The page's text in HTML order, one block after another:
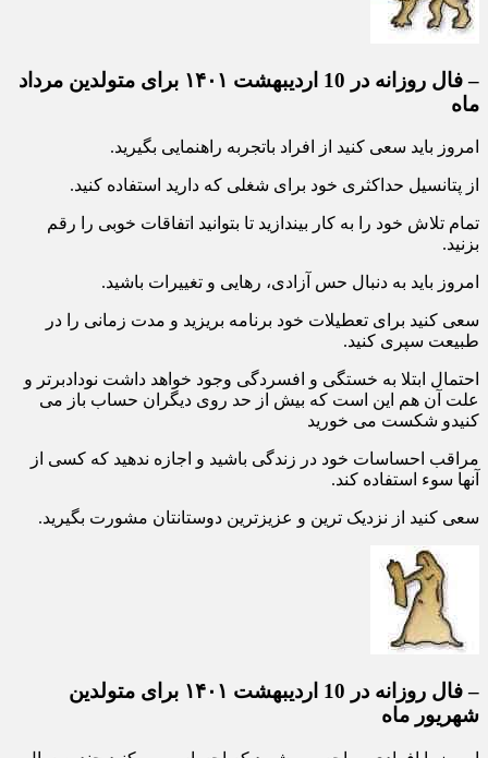
– فال روزانه در 10 اردیبهشت ۱۴۰۱ برای متولدین مرداد
ماه
امروز باید سعی کنید از افراد باتجربه راهنمایی بگیرید.
از پتانسیل حداکثری خود برای شغلی که دارید استفاده کنید.
تمام تلاش خود را به کار بیندازید تا بتوانید اتفاقات خوبی را رقم
بزنید.
امروز باید به دنبال حس آزادی، رهایی و تغییرات باشید.
سعی کنید برای تعطیلات خود برنامه بریزید و مدت زمانی را در
طبیعت سپری کنید.
احتمال ابتلا به خستگی و افسردگی وجود خواهد داشت نودادبرتر و
علت آن هم این است که بیش از حد روی دیگران حساب باز می
کنیدو شکست می خورید
مراقب احساسات خود در زندگی باشید و اجازه ندهید که کسی از
آنها سوء استفاده کند.
سعی کنید از نزدیک ترین و عزیزترین دوستانتان مشورت بگیرید.
– فال روزانه در 10 اردیبهشت ۱۴۰۱ برای متولدین
شهریور ماه